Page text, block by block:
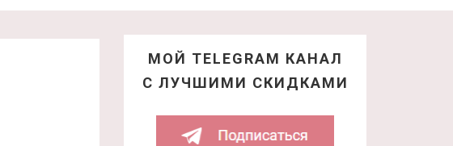
МОЙ TELEGRAM КАНАЛ
С ЛУЧШИМИ СКИДКАМИ